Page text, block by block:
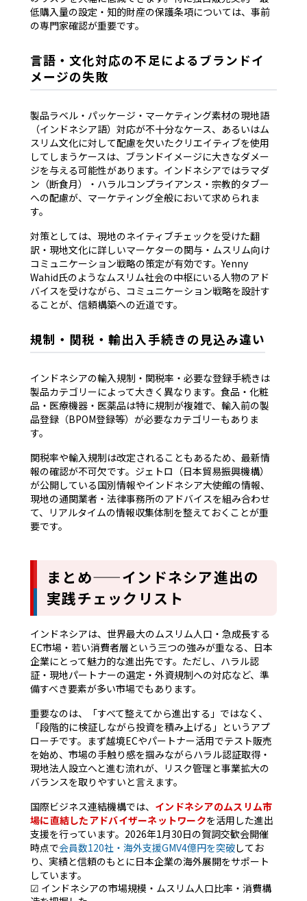
低購入量の設定・知的財産の保護条項については、事前
の専門家確認が重要です。
言語・文化対応の不足によるブランドイ
メージの失敗
製品ラベル・パッケージ・マーケティング素材の現地語
（インドネシア語）対応が不十分なケース、あるいはム
スリム文化に対して配慮を欠いたクリエイティブを使用
してしまうケースは、ブランドイメージに大きなダメー
ジを与える可能性があります。インドネシアではラマダ
ン（断食月）・ハラルコンプライアンス・宗教的タブー
への配慮が、マーケティング全般において求められま
す。
対策としては、現地のネイティブチェックを受けた翻
訳・現地文化に詳しいマーケターの関与・ムスリム向け
コミュニケーション戦略の策定が有効です。Yenny
Wahid氏のようなムスリム社会の中枢にいる人物のアド
バイスを受けながら、コミュニケーション戦略を設計す
ることが、信頼構築への近道です。
規制・関税・輸出入手続きの見込み違い
インドネシアの輸入規制・関税率・必要な登録手続きは
製品カテゴリーによって大きく異なります。食品・化粧
品・医療機器・医薬品は特に規制が複雑で、輸入前の製
品登録（BPOM登録等）が必要なカテゴリーもありま
す。
関税率や輸入規制は改定されることもあるため、最新情
報の確認が不可欠です。ジェトロ（日本貿易振興機構）
が公開している国別情報やインドネシア大使館の情報、
現地の通関業者・法律事務所のアドバイスを組み合わせ
て、リアルタイムの情報収集体制を整えておくことが重
要です。
まとめ——インドネシア進出の
実践チェックリスト
インドネシアは、世界最大のムスリム人口・急成長する
EC市場・若い消費者層という三つの強みが重なる、日本
企業にとって魅力的な進出先です。ただし、ハラル認
証・現地パートナーの選定・外資規制への対応など、準
備すべき要素が多い市場でもあります。
重要なのは、「すべて整えてから進出する」ではなく、
「段階的に検証しながら投資を積み上げる」というアプ
ローチです。まず越境ECやパートナー活用でテスト販売
を始め、市場の手触り感を掴みながらハラル認証取得・
現地法人設立へと進む流れが、リスク管理と事業拡大の
バランスを取りやすいと言えます。
国際ビジネス連結機構では、 インドネシアのムスリム市
場に直結したアドバイザーネットワークを活用した進出
支援を行っています。2026年1月30日の賀詞交歓会開催
時点で会員数120社・海外支援GMV4億円を突破してお
り、実績と信頼のもとに日本企業の海外展開をサポート
しています。
☑ インドネシアの市場規模・ムスリム人口比率・消費構